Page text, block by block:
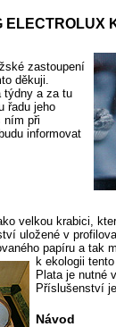
zastoupení
děkuji.
týdny a za tu
řadu jeho
ním při
informovat
velkou krabici,
uložené v
papíru a tak
k ekologii
Plata je nutné
Příslušenství
Návod